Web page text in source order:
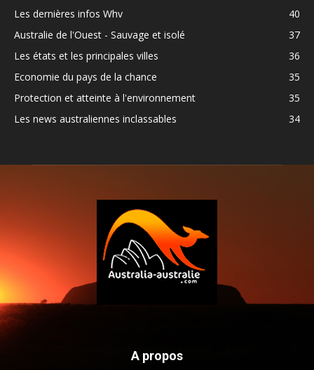
Les dernières infos Whv
40
Australie de l'Ouest - Sauvage et isolé
37
Les états et les principales villes
36
Economie du pays de la chance
35
Protection et atteinte à l'environnement
35
Les news australiennes inclassables
34
A propos